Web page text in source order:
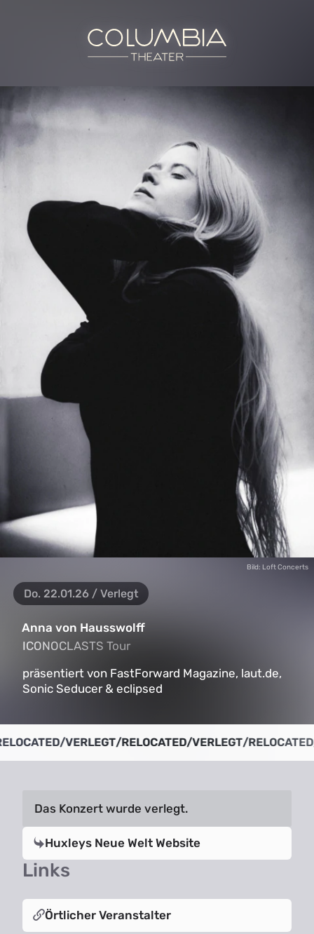
Do. 22.01.26 / Verlegt
Anna von Hausswolff
ICONOCLASTS Tour
ICONOCLASTS Tour
präsentiert von FastForward Magazine, laut.de,
Sonic Seducer & eclipsed
/VERLEGT/RELOCATED/VERLEGT/RELOCATED/
Bild: Loft Concerts
Das Konzert wurde verlegt.
Huxleys Neue Welt Website
Links
Örtlicher Veranstalter